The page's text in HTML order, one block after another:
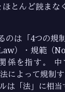
とんど読ま
のは「4つの規
）・規範（
係を指す。
よって規制
は「法」に相当